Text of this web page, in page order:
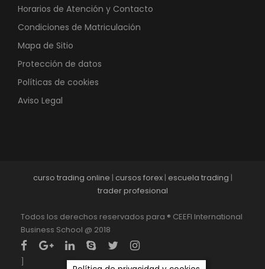
Horarios de Atención y Contacto
Condiciones de Matriculación
Mapa de Sitio
Protección de datos
Políticas de cookies
Aviso Legal
curso trading online | cursos forex| escuela trading |
trader profesional
Todos los derechos reservados para ® CEEFI International
Business School @ 2018
]